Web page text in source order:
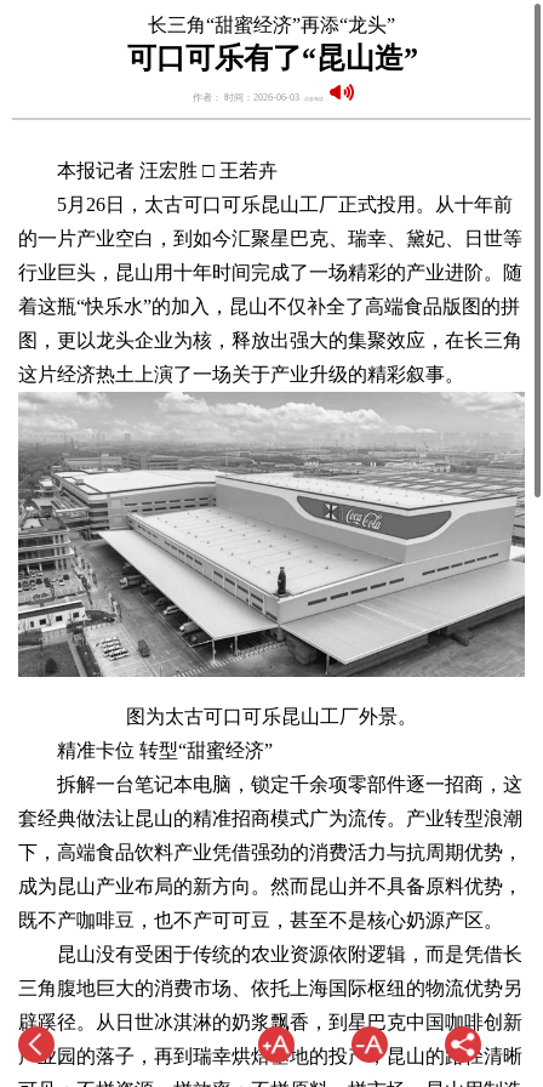
长三角“甜蜜经济”再添“龙头”
可口可乐有了“昆山造”
作者： 时间：2026-06-03 语音阅读：
本报记者 汪宏胜 □ 王若卉
5月26日，太古可口可乐昆山工厂正式投用。从十年前
的一片产业空白，到如今汇聚星巴克、瑞幸、黛妃、日世等
行业巨头，昆山用十年时间完成了一场精彩的产业进阶。随
着这瓶“快乐水”的加入，昆山不仅补全了高端食品版图的拼
图，更以龙头企业为核，释放出强大的集聚效应，在长三角
这片经济热土上演了一场关于产业升级的精彩叙事。
图为太古可口可乐昆山工厂外景。
精准卡位 转型“甜蜜经济”
拆解一台笔记本电脑，锁定千余项零部件逐一招商，这
套经典做法让昆山的精准招商模式广为流传。产业转型浪潮
下，高端食品饮料产业凭借强劲的消费活力与抗周期优势，
成为昆山产业布局的新方向。然而昆山并不具备原料优势，
既不产咖啡豆，也不产可可豆，甚至不是核心奶源产区。
昆山没有受困于传统的农业资源依附逻辑，而是凭借长
三角腹地巨大的消费市场、依托上海国际枢纽的物流优势另
辟蹊径。从日世冰淇淋的奶浆飘香，到星巴克中国咖啡创新
产业园的落子，再到瑞幸烘焙基地的投产，昆山的路径清晰